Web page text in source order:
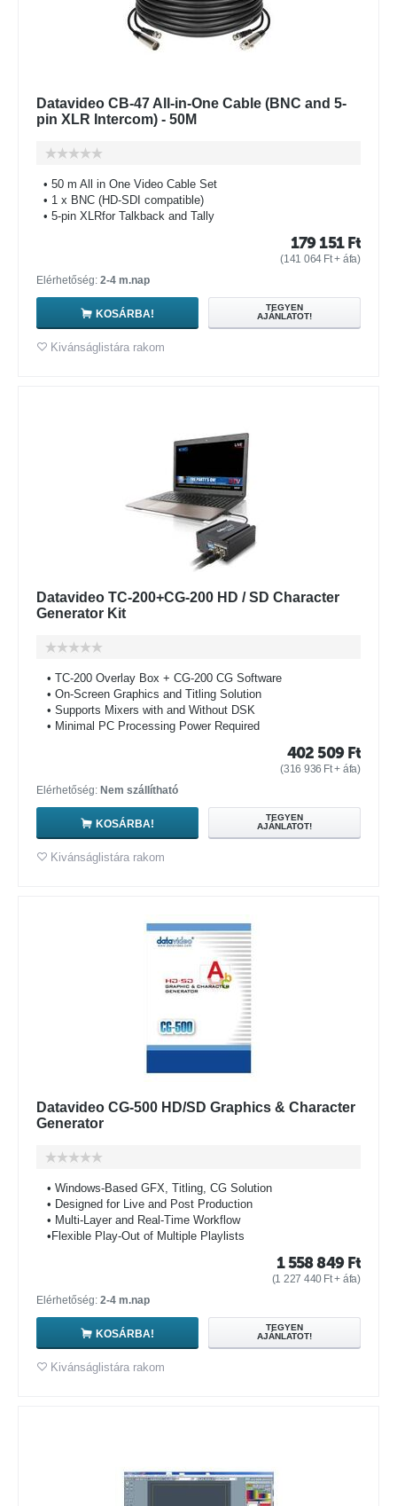
Datavideo CB-47 All-in-One Cable (BNC and 5-
pin XLR Intercom) - 50M
• 50 m All in One Video Cable Set
• 1 x BNC (HD-SDI compatible)
• 5-pin XLRfor Talkback and Tally
179 151 Ft
(141 064 Ft+ áfa)
Elérhetőség: 2-4 m.nap
KOSÁRBA!
TEGYEN
AJÁNLATOT!
Kivánságlistára rakom
Datavideo TC-200+CG-200 HD / SD Character
Generator Kit
• TC-200 Overlay Box + CG-200 CG Software
• On-Screen Graphics and Titling Solution
• Supports Mixers with and Without DSK
• Minimal PC Processing Power Required
402 509 Ft
(316 936 Ft+ áfa)
Elérhetőség: Nem szállítható
KOSÁRBA!
TEGYEN
AJÁNLATOT!
Kivánságlistára rakom
Datavideo CG-500 HD/SD Graphics & Character
Generator
• Windows-Based GFX, Titling, CG Solution
• Designed for Live and Post Production
• Multi-Layer and Real-Time Workflow
•Flexible Play-Out of Multiple Playlists
1 558 849 Ft
(1 227 440 Ft+ áfa)
Elérhetőség: 2-4 m.nap
KOSÁRBA!
TEGYEN
AJÁNLATOT!
Kivánságlistára rakom